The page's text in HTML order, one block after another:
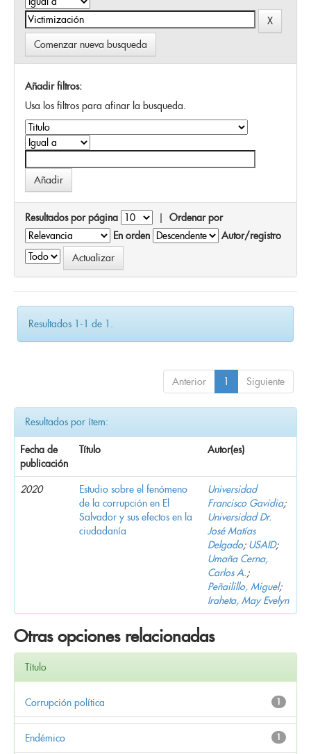
Comenzar nueva busqueda
Añadir filtros:
Usa los filtros para afinar la busqueda.
Resultados por página | Ordenar por
En orden
Autor/registro
Resultados 1-1 de 1.
Anterior 1 Siguiente
Resultados por ítem:
Fecha de
publicación
Título Autor(es)
2020
Estudio sobre el fenómeno
de la corrupción en El
Salvador y sus efectos en la
ciudadanía
Universidad
Francisco Gavidia;
Universidad Dr.
José Matías
Delgado; USAID;
Umaña Cerna,
Carlos A.;
Peñailillo, Miguel;
Iraheta, May Evelyn
Otras opciones relacionadas
Título
1
Corrupción política
1
Endémico